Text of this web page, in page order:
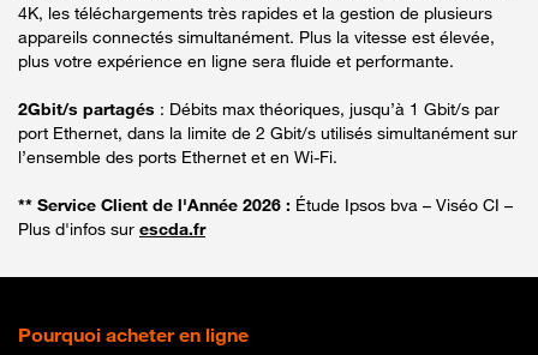
4K, les téléchargements très rapides et la gestion de plusieurs
appareils connectés simultanément. Plus la vitesse est élevée,
plus votre expérience en ligne sera fluide et performante.
2Gbit/s partagés : Débits max théoriques, jusqu’à 1 Gbit/s par
port Ethernet, dans la limite de 2 Gbit/s utilisés simultanément sur
l’ensemble des ports Ethernet et en Wi-Fi.
** Service Client de l'Année 2026 : Étude Ipsos bva – Viséo CI –
Plus d'infos sur escda.fr
Pourquoi acheter en ligne